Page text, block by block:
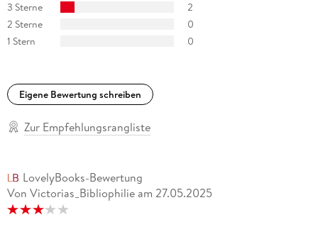
3 Sterne
2
2 Sterne
0
1 Stern
0
Eigene Bewertung schreiben
Zur Empfehlungsrangliste
LovelyBooks-Bewertung
Von Victorias_Bibliophilie am 27.05.2025